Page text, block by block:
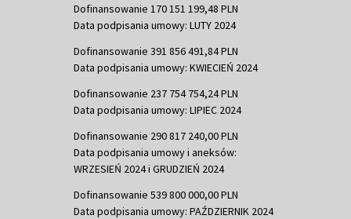
Dofinansowanie 170 151 199,48 PLN
Data podpisania umowy: LUTY 2024
Dofinansowanie 391 856 491,84 PLN
Data podpisania umowy: KWIECIEŃ 2024
Dofinansowanie 237 754 754,24 PLN
Data podpisania umowy: LIPIEC 2024
Dofinansowanie 290 817 240,00 PLN
Data podpisania umowy i aneksów:
WRZESIEŃ 2024 i GRUDZIEŃ 2024
Dofinansowanie 539 800 000,00 PLN
Data podpisania umowy: PAŹDZIERNIK 2024